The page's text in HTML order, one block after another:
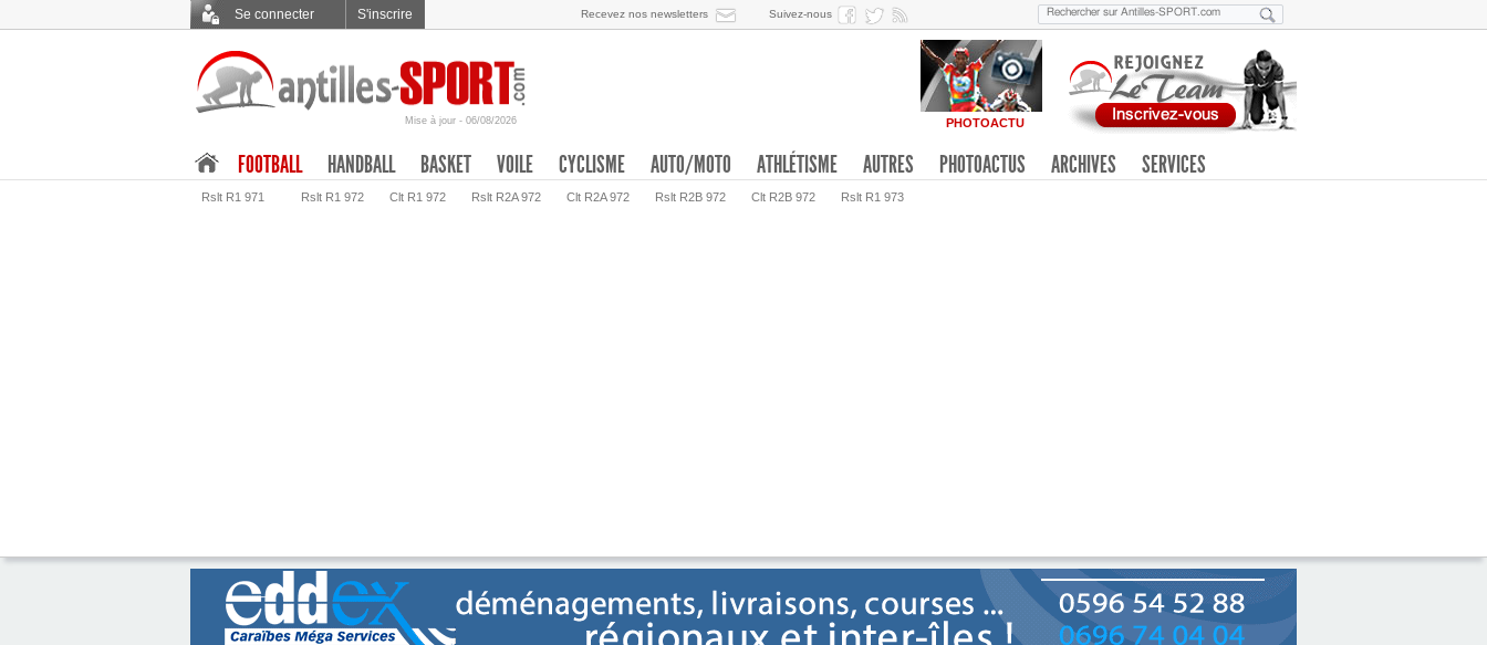
Se connecter S'inscrire Recevez nos newsletters Suivez-nous
Mise à jour - 06/08/2026 PHOTOACTU
FOOTBALL
Rslt R1 971 Rslt R1 972 Clt R1 972 Rslt R2A 972 Clt R2A 972 Rslt R2B 972 Clt R2B 972 Rslt R1 973
HANDBALL BASKET VOILE CYCLISME AUTO/MOTO ATHLÉTISME AUTRES PHOTOACTUS ARCHIVES SERVICES